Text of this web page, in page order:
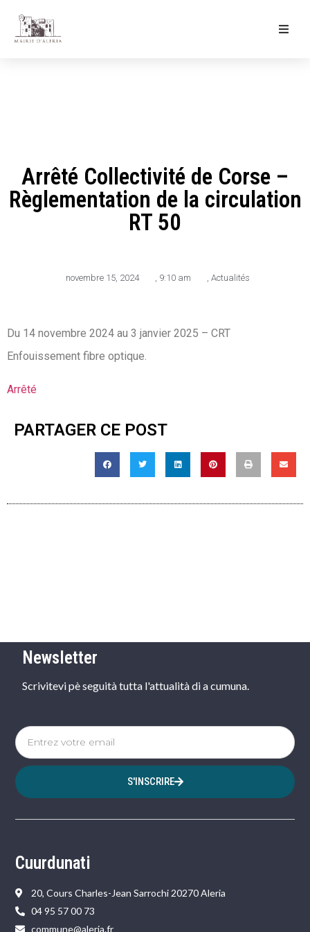
Arrêté Collectivité de Corse –
Règlementation de la circulation
RT 50
novembre 15, 2024 , 9:10 am , Actualités
Du 14 novembre 2024 au 3 janvier 2025 – CRT
Enfouissement fibre optique.
Arrêté
PARTAGER CE POST
Newsletter
Scrivitevi pè seguità tutta l'attualità di a cumuna.
S'INSCRIRE
Cuurdunati
20, Cours Charles-Jean Sarrochi 20270 Aleria
04 95 57 00 73
commune@aleria.fr